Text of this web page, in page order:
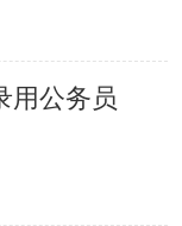
用公务员